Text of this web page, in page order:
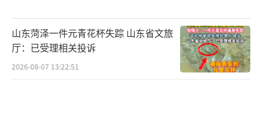
山东菏泽一件元青花杯失踪 山东省文旅
厅：已受理相关投诉
2026-08-07 13:22:51